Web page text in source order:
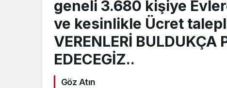
geneli 3.680 kişiye
ve kesinlikle Ücret
VERENLERİ BULDUKÇA
EDECEGİZ..
Göz Atın